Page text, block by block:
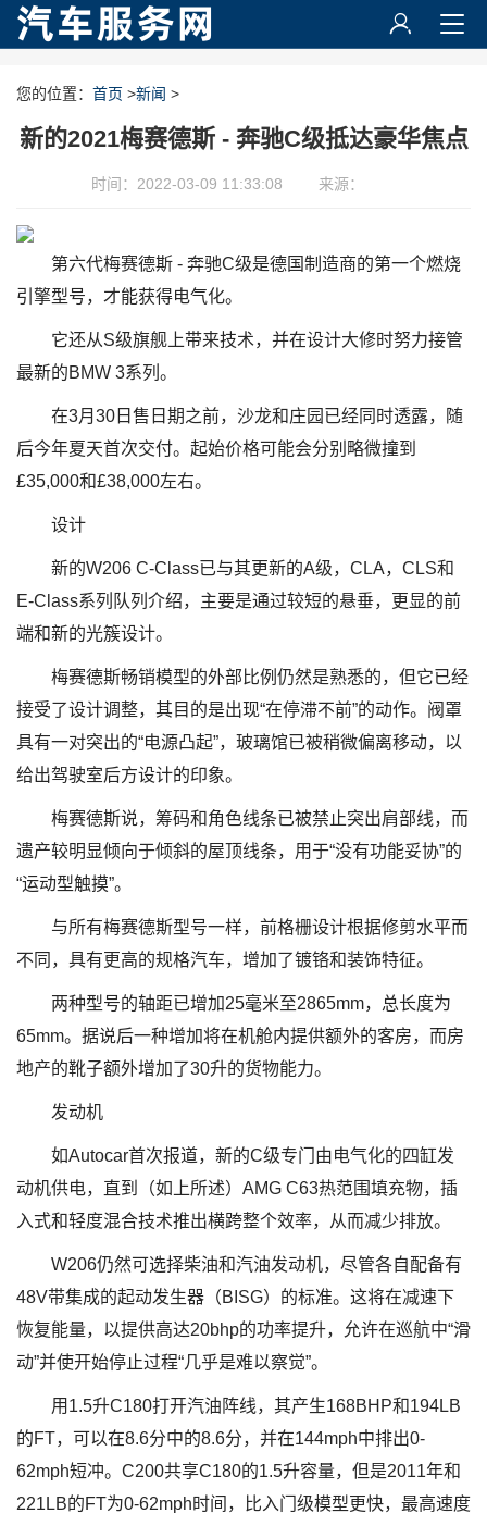
您的位置： 首页 >新闻 >
新的2021梅赛德斯 - 奔驰C级抵达豪华焦点
时间：2022-03-09 11:33:08 来源：
第六代梅赛德斯 - 奔驰C级是德国制造商的第一个燃烧
引擎型号，才能获得电气化。
它还从S级旗舰上带来技术，并在设计大修时努力接管
最新的BMW 3系列。
在3月30日售日期之前，沙龙和庄园已经同时透露，随
后今年夏天首次交付。起始价格可能会分别略微撞到
£35,000和£38,000左右。
设计
新的W206 C-Class已与其更新的A级，CLA，CLS和
E-Class系列队列介绍，主要是通过较短的悬垂，更显的前
端和新的光簇设计。
梅赛德斯畅销模型的外部比例仍然是熟悉的，但它已经
接受了设计调整，其目的是出现“在停滞不前”的动作。阀罩
具有一对突出的“电源凸起”，玻璃馆已被稍微偏离移动，以
给出驾驶室后方设计的印象。
梅赛德斯说，筹码和角色线条已被禁止突出肩部线，而
遗产较明显倾向于倾斜的屋顶线条，用于“没有功能妥协”的
“运动型触摸”。
与所有梅赛德斯型号一样，前格栅设计根据修剪水平而
不同，具有更高的规格汽车，增加了镀铬和装饰特征。
两种型号的轴距已增加25毫米至2865mm，总长度为
65mm。据说后一种增加将在机舱内提供额外的客房，而房
地产的靴子额外增加了30升的货物能力。
发动机
如Autocar首次报道，新的C级专门由电气化的四缸发
动机供电，直到（如上所述）AMG C63热范围填充物，插
入式和轻度混合技术推出横跨整个效率，从而减少排放。
W206仍然可选择柴油和汽油发动机，尽管各自配备有
48V带集成的起动发生器（BISG）的标准。这将在减速下
恢复能量，以提供高达20bhp的功率提升，允许在巡航中“滑
动”并使开始停止过程“几乎是难以察觉”。
用1.5升C180打开汽油阵线，其产生168BHP和194LB
的FT，可以在8.6分中的8.6分，并在144mph中排出0-
62mph短冲。C200共享C180的1.5升容量，但是2011年和
221LB的FT为0-62mph时间，比入门级模型更快，最高速度